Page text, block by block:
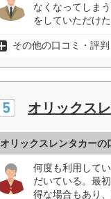
なくなってしま
をしていただけ
その他の口コミ・評判
オリックス
オリックスレンタカーの
何度も利用して
だいている。最
得な場合もあり